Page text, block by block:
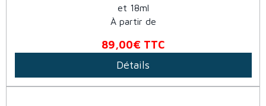
et 18ml
À partir de
89,00€ TTC
Détails